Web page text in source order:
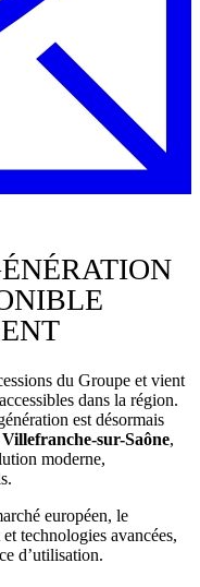
du Groupe et vient
dans la région.
est désormais
sur-Saône,
moderne,
européen, le
technologies avancées,
d’utilisation.